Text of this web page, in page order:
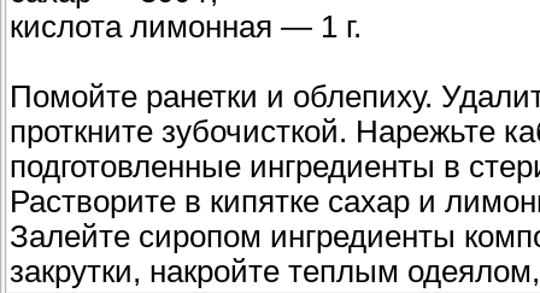
кислота лимонная — 1 г.
Помойте ранетки и облепиху.
проткните зубочисткой. Нарежьте
подготовленные ингредиенты в
Растворите в кипятке сахар и
Залейте сиропом ингредиенты
закрутки, накройте теплым